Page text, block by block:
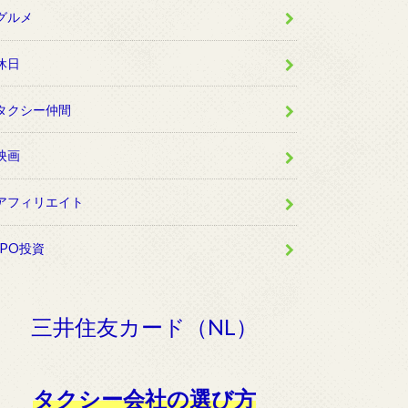
ルメ
日
クシー仲間
画
フィリエイト
投資
三井住友カード（NL）
タクシー会社の選び方